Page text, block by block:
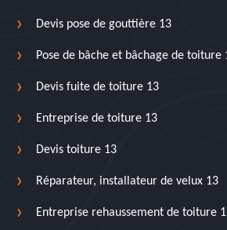
Devis pose de gouttière 13
Pose de bâche et bâchage de toiture
Devis fuite de toiture 13
Entreprise de toiture 13
Devis toiture 13
Réparateur, installateur de velux 13
Entreprise rehaussement de toiture